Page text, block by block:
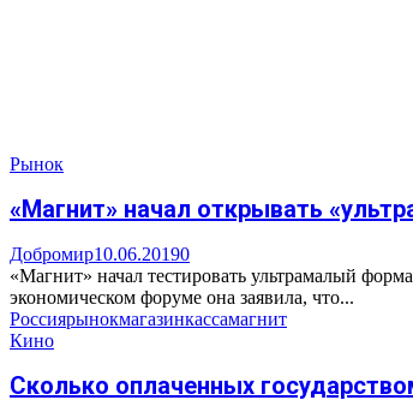
Рынок
«Магнит» начал открывать
Добромир10.06.20190
«Магнит» начал тестировать ультрамалый
экономическом форуме она заявила, что...
Россиярынокмагазинкассамагнит
Кино
Сколько оплаченных